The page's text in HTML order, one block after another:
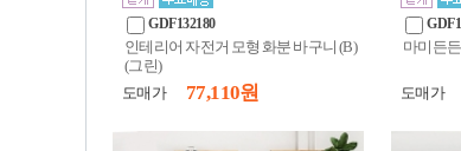
GDF132180
인테리어 자전거 모형 화분 바구니 (B)
(그린)
도매가
77,110 원
마미든
도매가